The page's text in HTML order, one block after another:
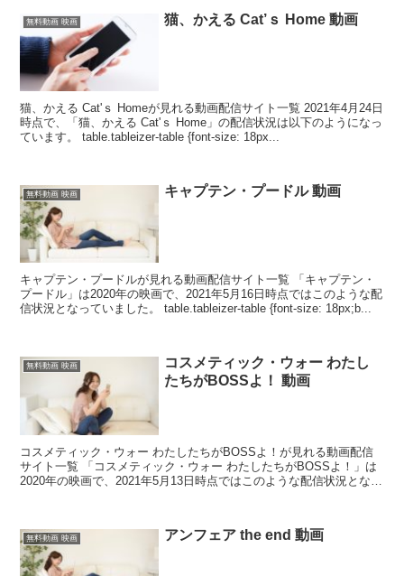
無料動画 映画 猫、かえる Cat’ｓ Home 動画
猫、かえる Cat'ｓ Homeが見れる動画配信サイト一覧 2021年4月24日
時点で、「猫、かえる Cat'ｓ Home」の配信状況は以下のようになっ
ています。 table.tableizer-table {font-size: 18px...
無料動画 映画 キャプテン・プードル 動画
キャプテン・プードルが見れる動画配信サイト一覧 「キャプテン・
プードル」は2020年の映画で、2021年5月16日時点ではこのような配
信状況となっていました。 table.tableizer-table {font-size: 18px;b...
無料動画 映画
コスメティック・ウォー わたし
たちがBOSSよ！ 動画
コスメティック・ウォー わたしたちがBOSSよ！が見れる動画配信
サイト一覧 「コスメティック・ウォー わたしたちがBOSSよ！」は
2020年の映画で、2021年5月13日時点ではこのような配信状況となっ
無料動画 映画 アンフェア the end 動画